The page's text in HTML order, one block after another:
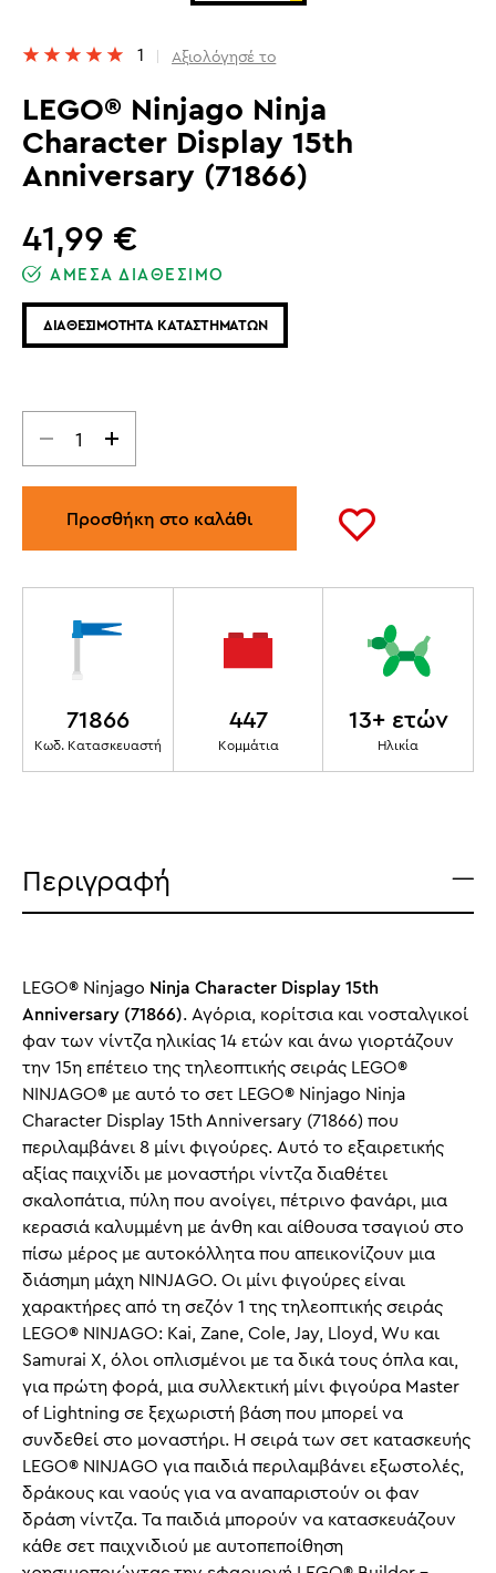
1 Αξιολόγησέ το
LEGO® Ninjago Ninja
Character Display 15th
Anniversary (71866)
41,99 €
ΑΜΕΣΑ ΔΙΑΘΕΣΙΜΟ
ΔΙΑΘΕΣΙΜΟΤΗΤΑ ΚΑΤΑΣΤΗΜΑΤΩΝ
Προσθήκη στο καλάθι
71866
Κωδ. Κατασκευαστή
447
Κομμάτια
13+ ετών
Ηλικία
Περιγραφή
LEGO® Ninjago Ninja Character Display 15th
Anniversary (71866). Αγόρια, κορίτσια και νοσταλγικοί
φαν των νίντζα ηλικίας 14 ετών και άνω γιορτάζουν
την 15η επέτειο της τηλεοπτικής σειράς LEGO®
NINJAGO® με αυτό το σετ LEGO® Ninjago Ninja
Character Display 15th Anniversary (71866) που
περιλαμβάνει 8 μίνι φιγούρες. Αυτό το εξαιρετικής
αξίας παιχνίδι με μοναστήρι νίντζα διαθέτει
σκαλοπάτια, πύλη που ανοίγει, πέτρινο φανάρι, μια
κερασιά καλυμμένη με άνθη και αίθουσα τσαγιού στο
πίσω μέρος με αυτοκόλλητα που απεικονίζουν μια
διάσημη μάχη NINJAGO. Οι μίνι φιγούρες είναι
χαρακτήρες από τη σεζόν 1 της τηλεοπτικής σειράς
LEGO® NINJAGO: Kai, Zane, Cole, Jay, Lloyd, Wu και
Samurai X, όλοι οπλισμένοι με τα δικά τους όπλα και,
για πρώτη φορά, μια συλλεκτική μίνι φιγούρα Master
of Lightning σε ξεχωριστή βάση που μπορεί να
συνδεθεί στο μοναστήρι. Η σειρά των σετ κατασκευής
LEGO® NINJAGO για παιδιά περιλαμβάνει εξωστολές,
δράκους και ναούς για να αναπαριστούν οι φαν
δράση νίντζα. Τα παιδιά μπορούν να κατασκευάζουν
κάθε σετ παιχνιδιού με αυτοπεποίθηση